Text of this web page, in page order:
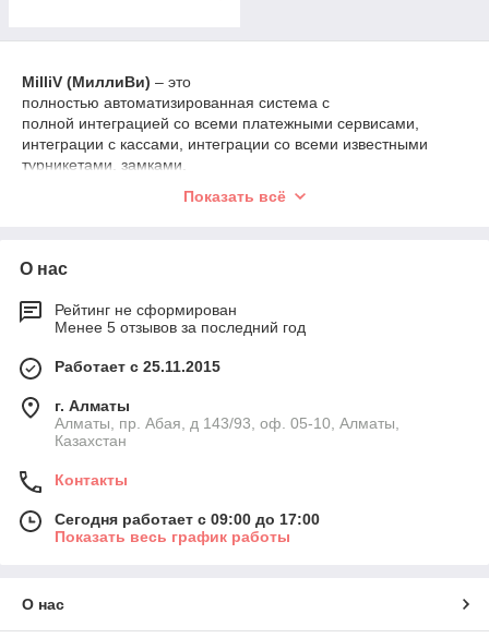
MilliV (МиллиВи) – это
полностью автоматизированная система с
полной интеграцией со всеми платежными сервисами,
интеграции с кассами, интеграции со всеми известными
турникетами, замками.
имеет удобное управление и интуитивно
MilliV(МиллиВи)
только QR.
Показать всё
О нас
Рейтинг не сформирован
Менее 5 отзывов за последний год
Работает с 25.11.2015
г. Алматы
Алматы, пр. Абая, д 143/93, оф. 05-10, Алматы,
Казахстан
Контакты
Сегодня работает с 09:00 до 17:00
Показать весь график работы
О нас